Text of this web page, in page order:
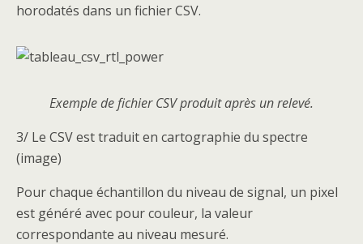
horodatés dans un fichier CSV.
Exemple de fichier CSV produit après un relevé.
3/ Le CSV est traduit en cartographie du spectre
(image)
Pour chaque échantillon du niveau de signal, un pixel
est généré avec pour couleur, la valeur
correspondante au niveau mesuré.